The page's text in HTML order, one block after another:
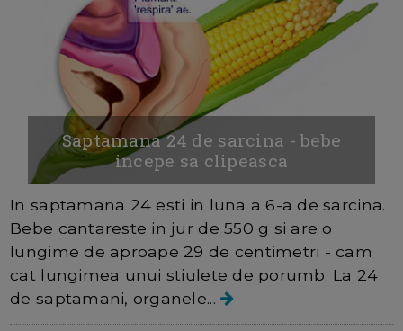
Saptamana 24 de sarcina - bebe
incepe sa clipeasca
In saptamana 24 esti in luna a 6-a de sarcina.
Bebe cantareste in jur de 550 g si are o
lungime de aproape 29 de centimetri - cam
cat lungimea unui stiulete de porumb. La 24
de saptamani, organele...